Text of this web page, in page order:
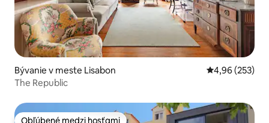
Bývanie v meste Lisabon Priemerné
4,96 (253)
The Republic
Obľúbené medzi hosťami